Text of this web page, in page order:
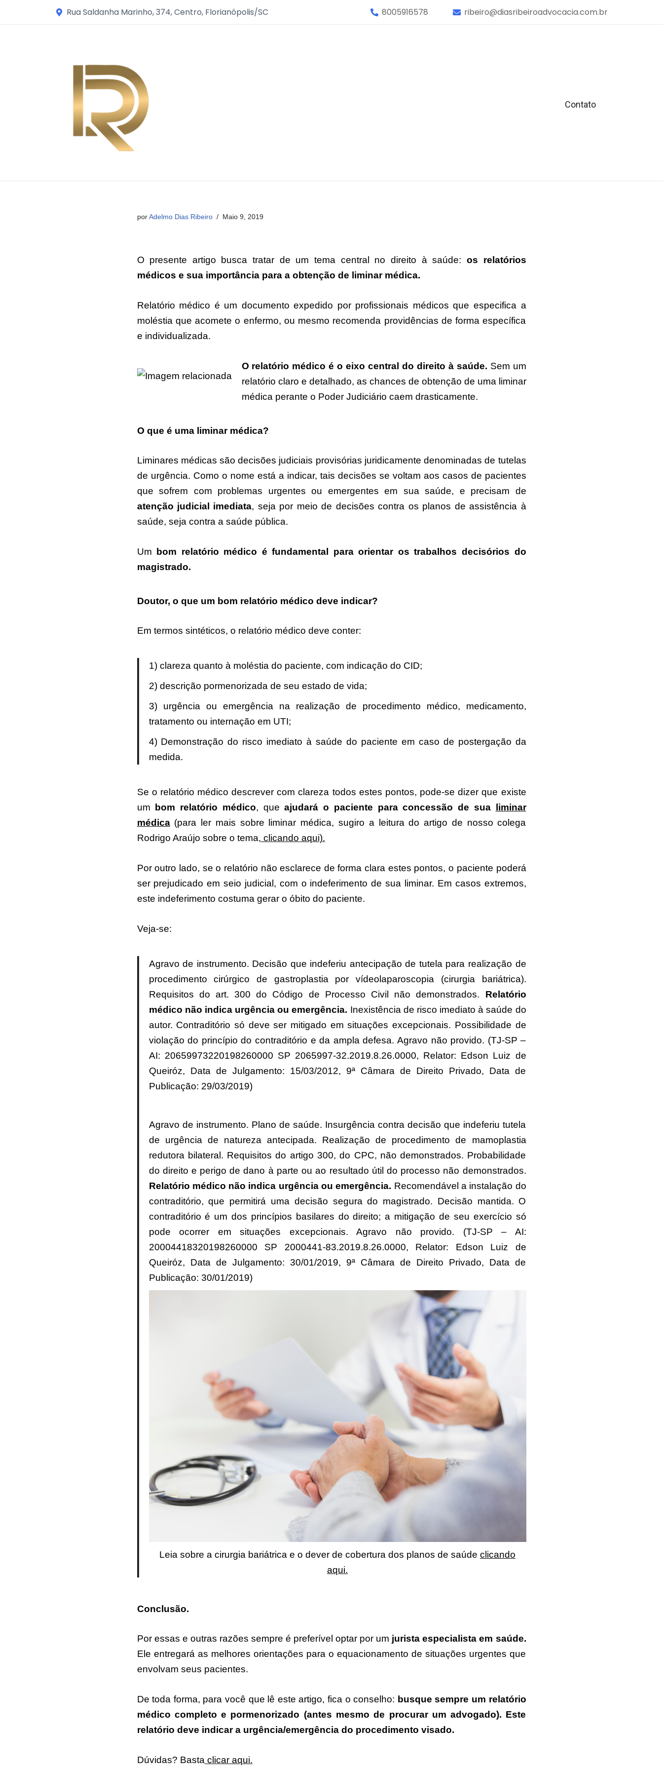
Avançar
Rua Saldanha Marinho, 374, Centro, Florianópolis/SC 8005916578 ribeiro@diasribeiroadvocacia.com.br
Contato
porAdelmo Dias Ribeiro Maio 9, 2019
O presente artigo busca tratar de um tema central no direito à saúde: os relatórios
médicos e sua importância para a obtenção de liminar médica.
Relatório médico é um documento expedido por profissionais médicos que especifica a
moléstia que acomete o enfermo, ou mesmo recomenda providências de forma específica
e individualizada.
O relatório médico é o eixo central do direito à saúde. Sem um
relatório claro e detalhado, as chances de obtenção de uma liminar
médica perante o Poder Judiciário caem drasticamente.
O que é uma liminar médica?
Liminares médicas são decisões judiciais provisórias juridicamente denominadas de tutelas
de urgência. Como o nome está a indicar, tais decisões se voltam aos casos de pacientes
que sofrem com problemas urgentes ou emergentes em sua saúde, e precisam de
atenção judicial imediata, seja por meio de decisões contra os planos de assistência à
saúde, seja contra a saúde pública.
Um
bom relatório médico é fundamental para orientar os trabalhos decisórios do
magistrado.
Doutor, o que um bom relatório médico deve indicar?
Em termos sintéticos, o relatório médico deve conter:
1) clareza quanto à moléstia do paciente, com indicação do CID;
2) descrição pormenorizada de seu estado de vida;
3) urgência ou emergência na realização de procedimento médico, medicamento,
tratamento ou internação em UTI;
4) Demonstração do risco imediato à saúde do paciente em caso de postergação da
medida.
Se o relatório médico descrever com clareza todos estes pontos, pode-se dizer que existe
um
bom relatório médico, queajudará o paciente para concessão de sua
liminar
médica(para ler mais sobre liminar médica, sugiro a leitura do artigo de nosso colega
Rodrigo Araújo sobre o tema, clicando aqui).
Por outro lado, se o relatório não esclarece de forma clara estes pontos, o paciente poderá
ser prejudicado em seio judicial, com o indeferimento de sua liminar. Em casos extremos,
este indeferimento costuma gerar o óbito do paciente.
Veja-se:
Agravo de instrumento. Decisão que indeferiu antecipação de tutela para realização de
procedimento cirúrgico de gastroplastia por vídeolaparoscopia (cirurgia bariátrica).
Requisitos do art. 300 do Código de Processo Civil não demonstrados. Relatório
médico não indica urgência ou emergência. Inexistência de risco imediato à saúde do
autor. Contraditório só deve ser mitigado em situações excepcionais. Possibilidade de
violação do princípio do contraditório e da ampla defesa. Agravo não provido. (TJ-SP –
AI: 20659973220198260000 SP 2065997-32.2019.8.26.0000, Relator: Edson Luiz de
Queiróz, Data de Julgamento: 15/03/2012, 9ª Câmara de Direito Privado, Data de
Publicação: 29/03/2019)
Agravo de instrumento. Plano de saúde. Insurgência contra decisão que indeferiu tutela
de urgência de natureza antecipada. Realização de procedimento de mamoplastia
redutora bilateral. Requisitos do artigo 300, do CPC, não demonstrados. Probabilidade
do direito e perigo de dano à parte ou ao resultado útil do processo não demonstrados.
Relatório médico não indica urgência ou emergência. Recomendável a instalação do
contraditório, que permitirá uma decisão segura do magistrado. Decisão mantida. O
contraditório é um dos princípios basilares do direito; a mitigação de seu exercício só
pode ocorrer em situações excepcionais. Agravo não provido. (TJ-SP – AI:
20004418320198260000 SP 2000441-83.2019.8.26.0000, Relator: Edson Luiz de
Queiróz, Data de Julgamento: 30/01/2019, 9ª Câmara de Direito Privado, Data de
Publicação: 30/01/2019)
Leia sobre a cirurgia bariátrica e o dever de cobertura dos planos de saúde clicando
aqui.
Conclusão.
Por essas e outras razões sempre é preferível optar por um jurista especialista em saúde.
Ele entregará as melhores orientações para o equacionamento de situações urgentes que
envolvam seus pacientes.
De toda forma, para você que lê este artigo, fica o conselho: busque sempre um relatório
médico completo e pormenorizado (antes mesmo de procurar um advogado). Este
relatório deve indicar a urgência/emergência do procedimento visado.
Dúvidas? Basta clicar aqui.